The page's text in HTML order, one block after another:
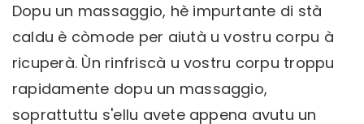
Dopu un massaggio, hè impurtante di stà
caldu è còmode per aiutà u vostru corpu à
ricuperà. Ùn rinfriscà u vostru corpu troppu
rapidamente dopu un massaggio,
soprattuttu s'ellu avete appena avutu un